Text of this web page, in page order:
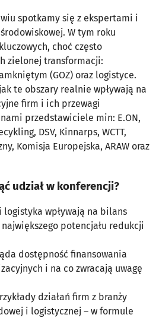
spotkamy się z ekspertami i
W tym roku
choć często
zielonej transformacji:
(GOZ) oraz logistyce.
te obszary realnie wpływają na
firm i ich przewagi
przedstawiciele min: E.ON,
DSV, Kinnarps, WCTT,
Komisja Europejska, ARAW oraz
udział w konferencji?
logistyka wpływają na bilans
potencjału redukcji
dostępność finansowania
i na co zwracają uwagę
działań firm z branży
i logistycznej – w formule